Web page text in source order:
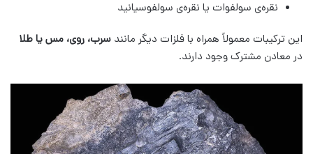
نقره‌ی سولفوات یا نقره‌ی سولفوسیانید
این ترکیبات معمولاً همراه با فلزات دیگر مانند سرب، روی، مس یا طلا
در معادن مشترک وجود دارند.